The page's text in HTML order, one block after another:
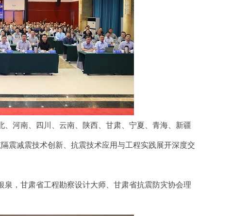
河南、四川、云南、陕西、甘肃、宁夏、青海、新疆
震减震技术创新、抗震技术应用与工程实践展开深度交
，甘肃省工程勘察设计大师、甘肃省抗震防灾协会理